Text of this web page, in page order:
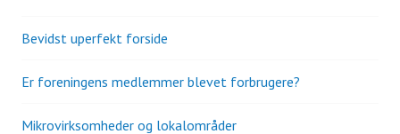
Bevidst uperfekt forside
Er foreningens medlemmer blevet forbrugere?
Mikrovirksomheder og lokalområder